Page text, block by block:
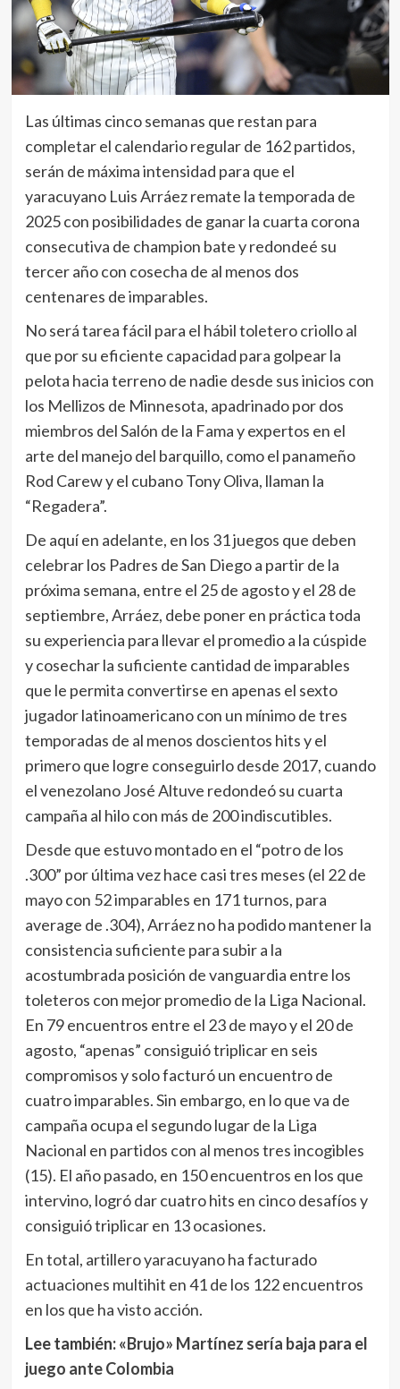
Las últimas cinco semanas que restan para
completar el calendario regular de 162 partidos,
serán de máxima intensidad para que el
yaracuyano Luis Arráez remate la temporada de
2025 con posibilidades de ganar la cuarta corona
consecutiva de champion bate y redondeé su
tercer año con cosecha de al menos dos
centenares de imparables.
No será tarea fácil para el hábil toletero criollo al
que por su eficiente capacidad para golpear la
pelota hacia terreno de nadie desde sus inicios con
los Mellizos de Minnesota, apadrinado por dos
miembros del Salón de la Fama y expertos en el
arte del manejo del barquillo, como el panameño
Rod Carew y el cubano Tony Oliva, llaman la
“Regadera”.
De aquí en adelante, en los 31 juegos que deben
celebrar los Padres de San Diego a partir de la
próxima semana, entre el 25 de agosto y el 28 de
septiembre, Arráez, debe poner en práctica toda
su experiencia para llevar el promedio a la cúspide
y cosechar la suficiente cantidad de imparables
que le permita convertirse en apenas el sexto
jugador latinoamericano con un mínimo de tres
temporadas de al menos doscientos hits y el
primero que logre conseguirlo desde 2017, cuando
el venezolano José Altuve redondeó su cuarta
campaña al hilo con más de 200 indiscutibles.
Desde que estuvo montado en el “potro de los
.300” por última vez hace casi tres meses (el 22 de
mayo con 52 imparables en 171 turnos, para
average de .304), Arráez no ha podido mantener la
consistencia suficiente para subir a la
acostumbrada posición de vanguardia entre los
toleteros con mejor promedio de la Liga Nacional.
En 79 encuentros entre el 23 de mayo y el 20 de
agosto, “apenas” consiguió triplicar en seis
compromisos y solo facturó un encuentro de
cuatro imparables. Sin embargo, en lo que va de
campaña ocupa el segundo lugar de la Liga
Nacional en partidos con al menos tres incogibles
(15). El año pasado, en 150 encuentros en los que
intervino, logró dar cuatro hits en cinco desafíos y
consiguió triplicar en 13 ocasiones.
En total, artillero yaracuyano ha facturado
actuaciones multihit en 41 de los 122 encuentros
en los que ha visto acción.
Lee también:«Brujo» Martínez sería baja para el
juego ante Colombia